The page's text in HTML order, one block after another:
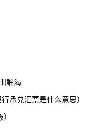
解渴
承兑汇票是什么意思）